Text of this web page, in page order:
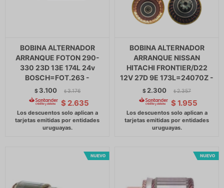
BOBINA ALTERNADOR
ARRANQUE FOTON 290-
330 23D 13E 174L 24v
BOSCH=FOT.263 -
$ 3.100 $ 3.176
$ 2.635
BOBINA ALTERNADOR
ARRANQUE NISSAN
HITACHI FRONTIER/D22
12V 27D 9E 173L=24070Z -
$ 2.300 $ 2.357
$ 1.955